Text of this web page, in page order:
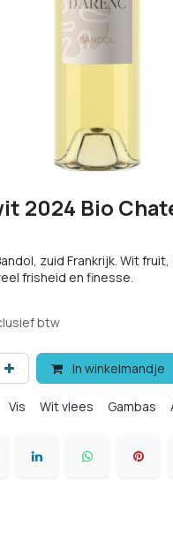
2024 Bio
zuid Frankrijk. Wit
frisheid en finesse.
btw
In winkelmandje
Vis Wit vlees Gambas